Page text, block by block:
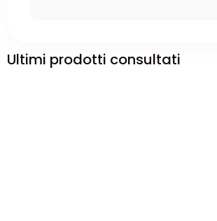
Ultimi prodotti consultati